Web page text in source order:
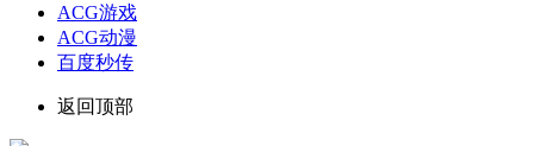
ACG游戏
ACG动漫
百度秒传
返回顶部